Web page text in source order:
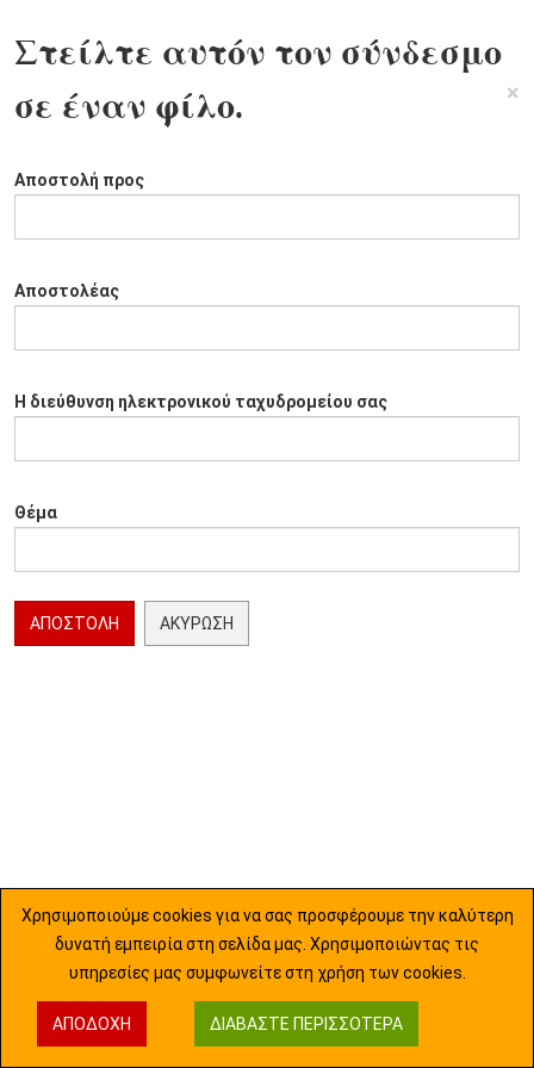
Στείλτε αυτόν τον σύνδεσμο
σε έναν φίλο.
×
Αποστολή προς
Αποστολέας
Η διεύθυνση ηλεκτρονικού ταχυδρομείου σας
Θέμα
ΑΠΟΣΤΟΛΉ ΑΚΎΡΩΣΗ
Χρησιμοποιούμε cookies για να σας προσφέρουμε την καλύτερη
δυνατή εμπειρία στη σελίδα μας. Χρησιμοποιώντας τις
υπηρεσίες μας συμφωνείτε στη χρήση των cookies.
ΑΠΟΔΟΧΉ ΔΙΑΒΆΣΤΕ ΠΕΡΙΣΣΌΤΕΡΑ